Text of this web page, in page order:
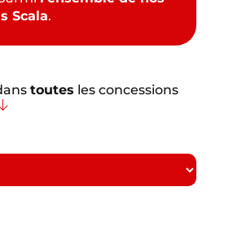
Scala.
toutes les concessions